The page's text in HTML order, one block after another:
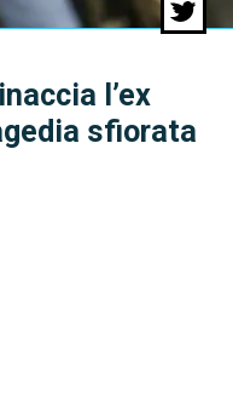
l’ex
sfiorata